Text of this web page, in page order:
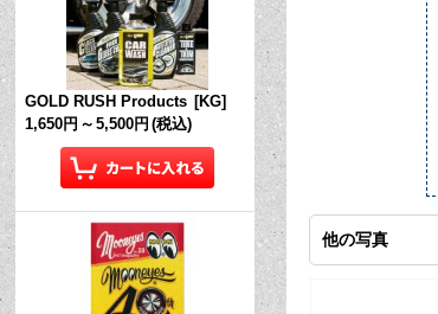
GOLD RUSH Products [KG]
1,650円 ～ 5,500円 (税込)
他の写真